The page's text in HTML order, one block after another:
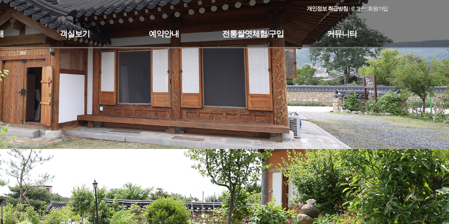
개인정보 취급방침|로그인|회원가입
객실보기 예약안내 전통쌀엿체험/구입 커뮤니티